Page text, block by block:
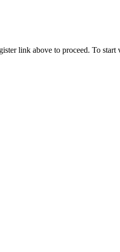
link above to proceed. To start